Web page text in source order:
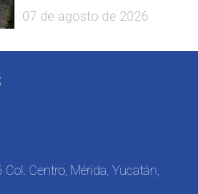
07 de agosto de 2026
Centro, Mérida, Yucatán,